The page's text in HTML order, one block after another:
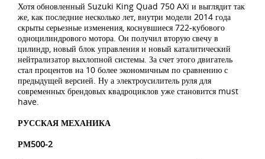
Хотя обновленный Suzuki King Quad 750 AXi и выглядит так
же, как последние несколько лет, внутри модели 2014 года
скрыты серьезные изменения, коснувшиеся 722-кубового
одноцилиндрового мотора. Он получил вторую свечу в
цилиндр, новый блок управления и новый каталитический
нейтрализатор выхлопной системы. За счет этого двигатель
стал процентов на 10 более экономичным по сравнению с
предыдущей версией. Ну а электроусилитель руля для
современных брендовых квадроциклов уже становится must
have.
РУССКАЯ МЕХАНИКА
РМ500-2